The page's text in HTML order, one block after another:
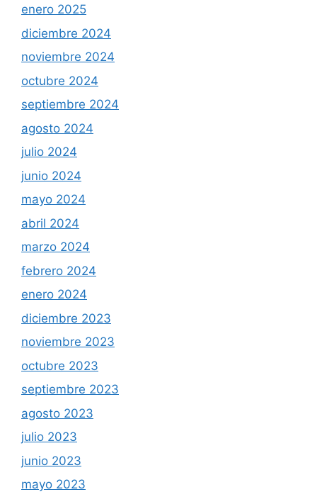
enero 2025
diciembre 2024
noviembre 2024
octubre 2024
septiembre 2024
agosto 2024
julio 2024
junio 2024
mayo 2024
abril 2024
marzo 2024
febrero 2024
enero 2024
diciembre 2023
noviembre 2023
octubre 2023
septiembre 2023
agosto 2023
julio 2023
junio 2023
mayo 2023